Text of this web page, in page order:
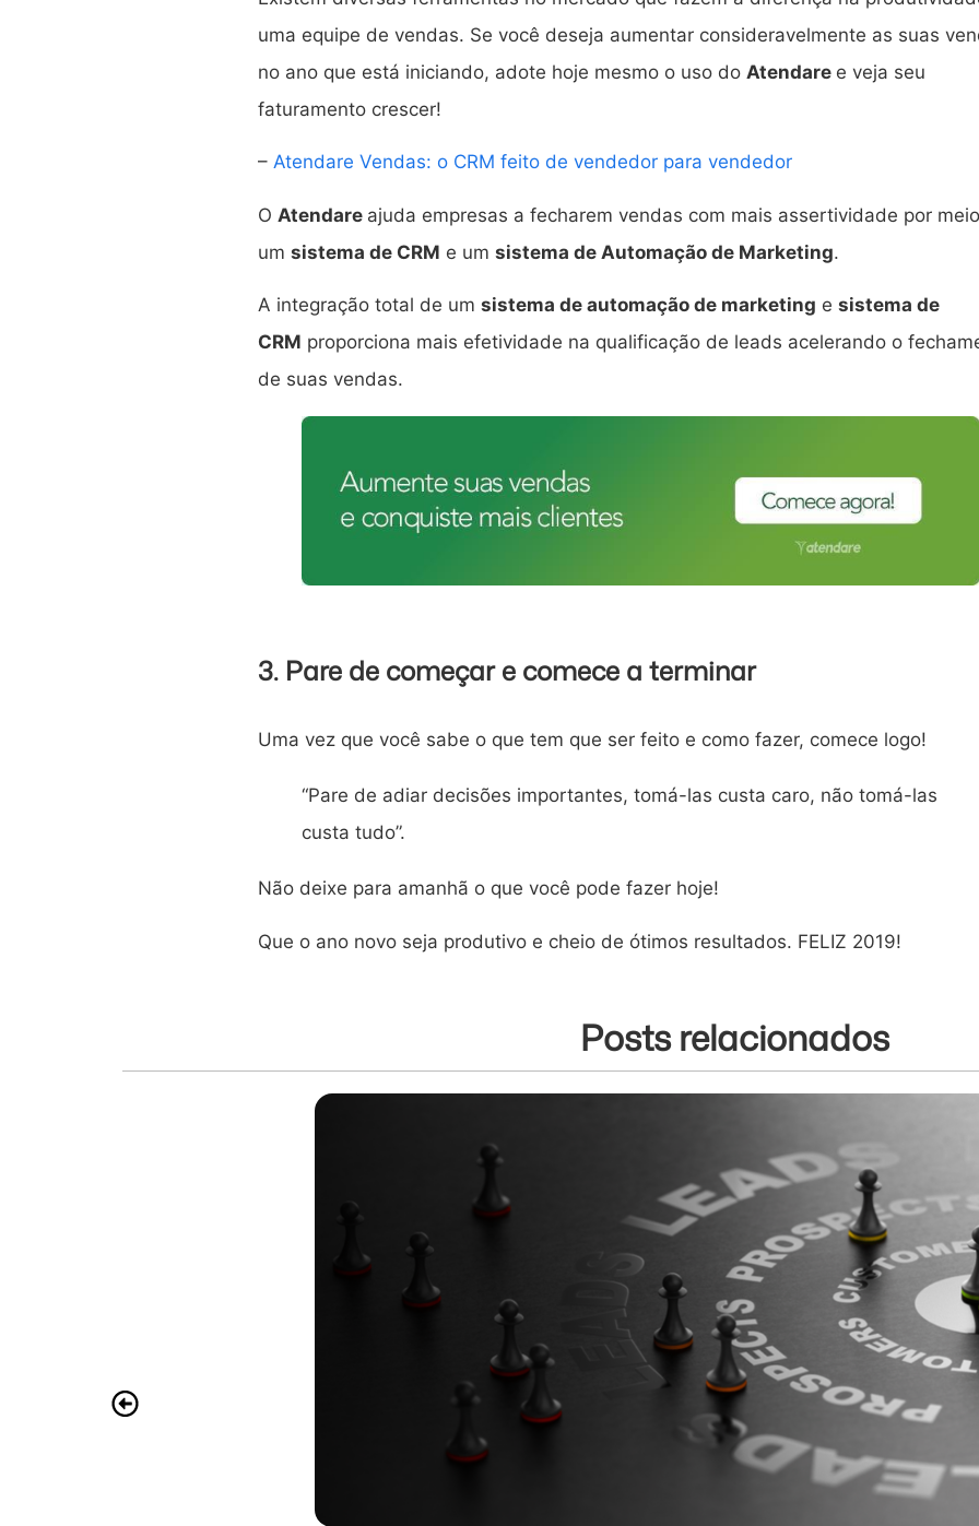
uma equipe de vendas. Se você deseja aumentar consideravelmente as suas
no ano que está iniciando, adote hoje mesmo o uso do Atendare e veja seu
faturamento crescer!
– Atendare Vendas: o CRM feito de vendedor para vendedor
O Atendare ajuda empresas a fecharem vendas com mais assertividade por
um sistema de CRM e um sistema de Automação de Marketing.
A integração total de um sistema de automação de marketing e sistema de
CRM proporciona mais efetividade na qualificação de leads acelerando o
de suas vendas.
3. Pare de começar e comece a terminar
Uma vez que você sabe o que tem que ser feito e como fazer, comece logo!
“Pare de adiar decisões importantes, tomá-las custa caro, não tomá-las
custa tudo”.
Não deixe para amanhã o que você pode fazer hoje!
Que o ano novo seja produtivo e cheio de ótimos resultados. FELIZ 2019!
Posts relacionados